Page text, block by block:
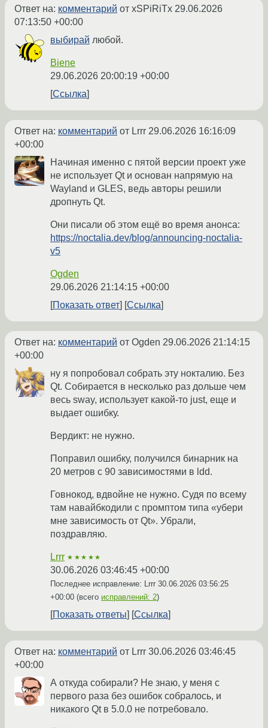
Ответ на: комментарий от xSPiRiTx 29.06.2026
07:13:50 +00:00
выбирай любой.
Biene
29.06.2026 20:00:19 +00:00
Ссылка
Ответ на: комментарий от Lrrr 29.06.2026 16:16:09
+00:00
Начиная именно с пятой версии проект уже
не использует Qt и основан напрямую на
Wayland и GLES, ведь авторы решили
дропнуть Qt.
Они писали об этом ещё во время анонса:
https://noctalia.dev/blog/announcing-noctalia-
v5
Ogden
29.06.2026 21:14:15 +00:00
Показать ответ
Ссылка
Ответ на: комментарий от Ogden 29.06.2026 21:14:15
+00:00
ну я попробовал собрать эту нокталию. Без
Qt. Собирается в несколько раз дольше чем
весь sway, использует какой-то just, еще и
выдает ошибку.
Вердикт: не нужно.
Поправил ошибку, получился бинарник на
20 метров с 90 зависимостями в ldd.
Говнокод, вдвойне не нужно. Судя по всему
там навайбкодили с промптом типа «убери
мне зависимость от Qt». Убрали,
поздравляю.
Lrrr ★★★★★
30.06.2026 03:46:45 +00:00
Последнее исправление: Lrrr 30.06.2026 03:56:25
+00:00 (всего исправлений: 2)
Показать ответы Ссылка
Ответ на: комментарий от Lrrr 30.06.2026 03:46:45
+00:00
А откуда собирали? Не знаю, у меня с
первого раза без ошибок собралось, и
никакого Qt в 5.0.0 не потребовало.